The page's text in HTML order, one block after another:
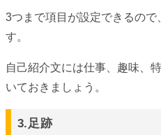
3つまで項目が設定できるの
す。
自己紹介文には仕事、趣味、
いておきましょう。
3.足跡